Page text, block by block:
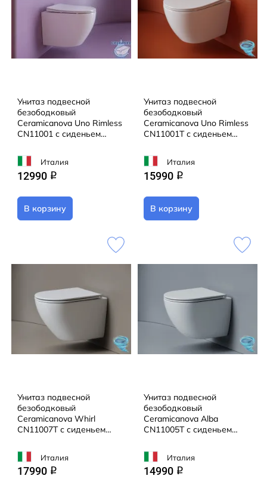
Унитаз подвесной
безободковый
Ceramicanova Uno Rimless
CN11001 с сиденьем
(микролифт)
Италия
12990 q
В корзину
Унитаз подвесной
безободковый
Ceramicanova Uno Rimless
CN11001T с сиденьем
(микролифт)
Италия
15990 q
В корзину
Унитаз подвесной
безободковый
Ceramicanova Whirl
CN11007T с сиденьем
(микролифт)
Италия
17990 q
Унитаз подвесной
безободковый
Ceramicanova Alba
CN11005T с сиденьем
(микролифт)
Италия
14990 q